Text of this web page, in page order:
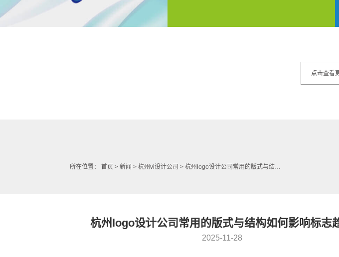
点击查看
所在位置： 首页 > 新闻 > 杭州vi设计公司 > 杭州logo设计公司常用的版式与结构如何影响标志趋势
杭州logo设计公司常用的版式与结构如何影响标志
2025-11-28